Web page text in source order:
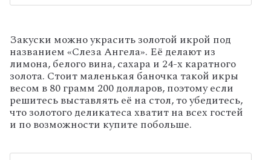
Закуски можно украсить золотой икрой под
названием «Слеза Ангела». Её делают из
лимона, белого вина, сахара и 24-х каратного
золота. Стоит маленькая баночка такой икры
весом в 80 грамм 200 долларов, поэтому если
решитесь выставлять её на стол, то убедитесь,
что золотого деликатеса хватит на всех гостей
и по возможности купите побольше.